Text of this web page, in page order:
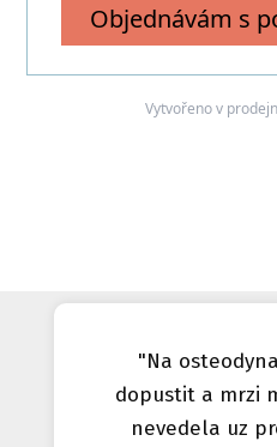
Objednávám s
Vytvořeno v
"Na
dopustit a mrzi
nevedela uz